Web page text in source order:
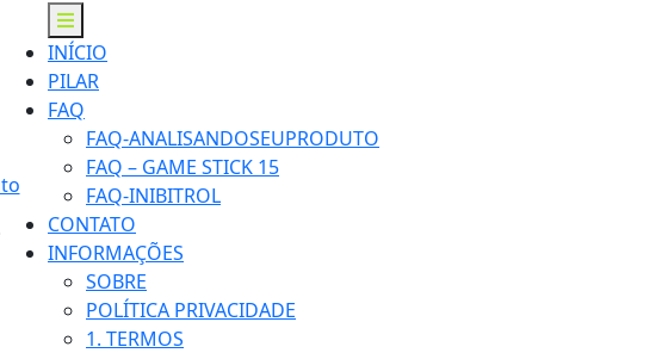
Open
Menu
INÍCIO
PILAR
FAQ
FAQ-ANALISANDOSEUPRODUTO
FAQ – GAME STICK 15
FAQ-INIBITROL
CONTATO
INFORMAÇÕES
SOBRE
POLÍTICA PRIVACIDADE
1. TERMOS